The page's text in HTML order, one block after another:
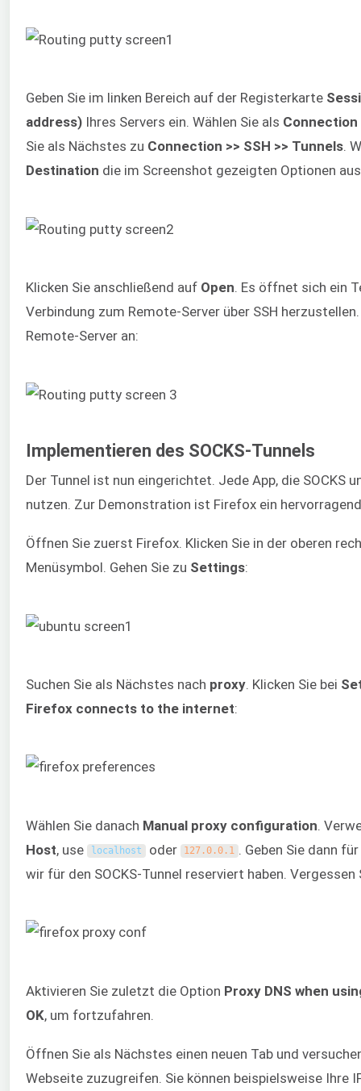
Geben Sie im linken Bereich auf der Registerkarte
address) Ihres Servers ein. Wählen Sie als
Sie als Nächstes zu Connection >> SSH >> Tunnels.
Destination die im Screenshot gezeigten Optionen
Klicken Sie anschließend auf Open. Es öffnet sich ein
Verbindung zum Remote-Server über SSH
Remote-Server an:
Implementieren des SOCKS-Tunnels
Der Tunnel ist nun eingerichtet. Jede App, die SOCKS
nutzen. Zur Demonstration ist Firefox ein
Öffnen Sie zuerst Firefox. Klicken Sie in der oberen
Menüsymbol. Gehen Sie zu Settings:
Suchen Sie als Nächstes nach proxy. Klicken Sie bei
Firefox connects to the internet:
Wählen Sie danach Manual proxy configuration .
Host, use localhost oder 127.0.0.1
. Geben Sie dann
wir für den SOCKS-Tunnel reserviert haben.
Aktivieren Sie zuletzt die Option Proxy DNS when
OK, um fortzufahren.
Öffnen Sie als Nächstes einen neuen Tab und
Webseite zuzugreifen. Sie können beispielsweise Ihre